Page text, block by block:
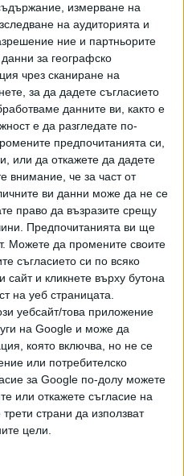
измерване на
на аудиторията и
ние и партньорите
за географско
чрез сканиране на
за да дадете съгласието
данните ви, както е
е да разгледате по-
предпочитанията си,
или да откажете да дадете
внимание, че за част от
ви данни може да не се
право да възразите срещу
Предпочитанията ви ще
Можете да промените своите
съгласието си по всяко
сайт и кликнете върху бутона
на уеб страницата.
уебсайт/това приложение
на Google и може да
която включва, но не се
или потребителско
за Google по-долу можете
или откажете съгласие на
страни да използват
цели.
Орбан - челен опит от
нацистите
е постлан с лоши
проводници, при Борисов
глупако!
Лайен избра Светлата